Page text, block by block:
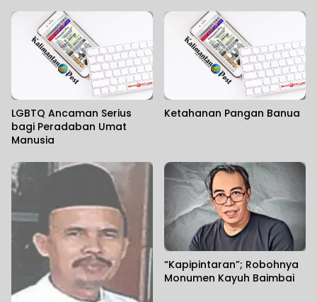
LGBTQ Ancaman Serius
bagi Peradaban Umat
Manusia
Ketahanan Pangan Banua
“Kapipintaran”; Robohnya
Monumen Kayuh Baimbai